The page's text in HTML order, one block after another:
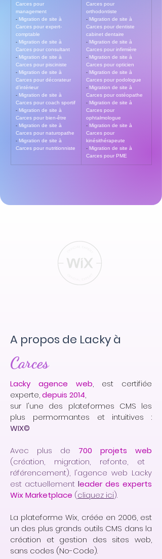
Carces pour
management
- Migration de site à
Carces pour expert-
comptable
- Migration de site à
Carces pour consultant
- Migration de site à
Carces pour pisciniste
- Migration de site à
Carces pour décorateur
d’intérieur
- Migration de site à
Carces pour coach sportif
- Migration de site à
Carces pour bien-être
- Migration de site à
Carces pour naturopathe
- Migration de site à
Carces pour nutritionniste
Carces pour
orthodontiste
- Migration de site à
Carces pour dentiste
cabinet dentaire
- Migration de site à
Carces pour infirmière
- Migration de site à
Carces pour opticien
- Migration de site à
Carces pour podologue
- Migration de site à
Carces pour ostéopathe
- Migration de site à
Carces pour
ophtalmologue
- Migration de site à
Carces pour
kinésithérapeute
- Migration de site à
Carces pour PME
A propos de Lacky à
Carces
Lacky agence web, est certifiée
experte,depuis 2014,
sur l'une des plateformes CMS les
plus permormantes et intuitives :
WIX©
Avec plus de
700 projets web
(création, migration, refonte, et
référencement), l'agence web Lacky
est actuellement leader des experts
Wix Marketplace (cliquez ici).
La plateforme Wix, créée en 2006, est
un des plus grands outils CMS dans la
création et gestion des sites web,
sans codes (No-Code).